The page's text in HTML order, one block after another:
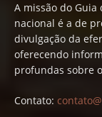
A missão do
nacional é a de
divulgação da
oferecendo
profundas sobre
Contato: